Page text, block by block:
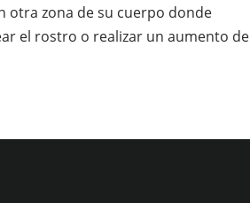
otra zona de su cuerpo donde
el rostro o realizar un aumento de